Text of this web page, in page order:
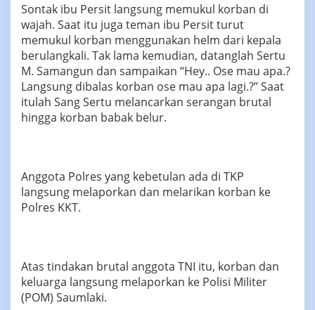
Sontak ibu Persit langsung memukul korban di
wajah. Saat itu juga teman ibu Persit turut
memukul korban menggunakan helm dari kepala
berulangkali. Tak lama kemudian, datanglah Sertu
M. Samangun dan sampaikan “Hey.. Ose mau apa.?
Langsung dibalas korban ose mau apa lagi.?” Saat
itulah Sang Sertu melancarkan serangan brutal
hingga korban babak belur.
Anggota Polres yang kebetulan ada di TKP
langsung melaporkan dan melarikan korban ke
Polres KKT.
Atas tindakan brutal anggota TNI itu, korban dan
keluarga langsung melaporkan ke Polisi Militer
(POM) Saumlaki.